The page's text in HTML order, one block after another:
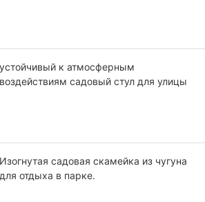
устойчивый к атмосферным
воздействиям садовый стул для улицы
Изогнутая садовая скамейка из чугуна
для отдыха в парке.